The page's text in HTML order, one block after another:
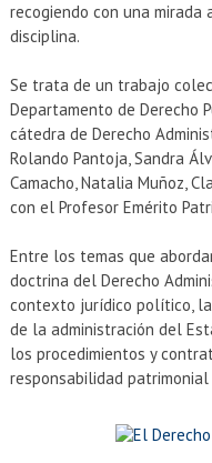
recogiendo con una
disciplina.
Se trata de un trabajo
Departamento de Derecho
cátedra de Derecho
Rolando Pantoja, Sandra
Camacho, Natalia Muñoz,
con el Profesor Emérito
Entre los temas que
doctrina del Derecho
contexto jurídico político,
de la administración del
los procedimientos y
responsabilidad